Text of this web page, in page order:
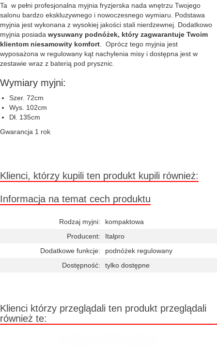
Ta w pełni profesjonalna myjnia fryzjerska nada wnętrzu Twojego
salonu bardzo ekskluzywnego i nowoczesnego wymiaru. Podstawa
myjnia jest wykonana z wysokiej jakości stali nierdzewnej. Dodatkowo
myjnia posiada wysuwany podnóżek, który zagwarantuje Twoim
klientom niesamowity komfort . Oprócz tego myjnia jest
wyposażona w regulowany kąt nachylenia misy i dostępna jest w
zestawie wraz z baterią pod prysznic.
Wymiary myjni:
Szer. 72cm
Wys. 102cm
Dł. 135cm
Gwarancja 1 rok
Klienci, którzy kupili ten produkt kupili również:
Informacja na temat cech produktu
Rodzaj myjni:
kompaktowa
Producent:
Italpro
Dodatkowe funkcje:
podnóżek regulowany
Dostępność:
tylko dostępne
Klienci którzy przeglądali ten produkt przeglądali
również te: